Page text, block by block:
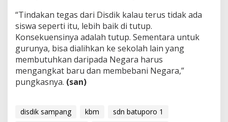
“Tindakan tegas dari Disdik kalau terus tidak ada
siswa seperti itu, lebih baik di tutup.
Konsekuensinya adalah tutup. Sementara untuk
gurunya, bisa dialihkan ke sekolah lain yang
membutuhkan daripada Negara harus
mengangkat baru dan membebani Negara,”
pungkasnya. (san)
disdik sampang kbm
sdn batuporo 1